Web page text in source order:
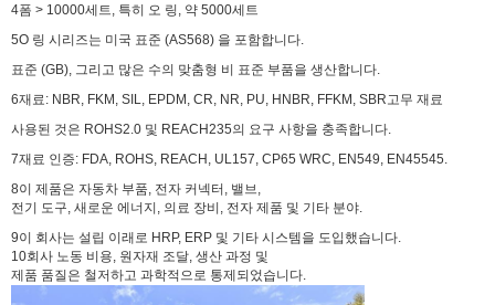
4폼 > 10000세트, 특히 오 링, 약 5000세트
5O 링 시리즈는 미국 표준 (AS568) 을 포함합니다.
표준 (GB), 그리고 많은 수의 맞춤형 비 표준 부품을 생산합니다.
6재료: NBR, FKM, SIL, EPDM, CR, NR, PU, HNBR, FFKM, SBR고무 재료
사용된 것은 ROHS2.0 및 REACH235의 요구 사항을 충족합니다.
7재료 인증: FDA, ROHS, REACH, UL157, CP65 WRC, EN549, EN45545.
8이 제품은 자동차 부품, 전자 커넥터, 밸브,
전기 도구, 새로운 에너지, 의료 장비, 전자 제품 및 기타 분야.
9이 회사는 설립 이래로 HRP, ERP 및 기타 시스템을 도입했습니다.
10회사 노동 비용, 원자재 조달, 생산 과정 및
제품 품질은 철저하고 과학적으로 통제되었습니다.